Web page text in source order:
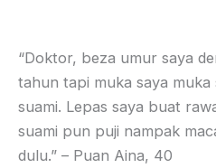
“Doktor, beza umur saya
tahun tapi muka saya muka
suami. Lepas saya buat
suami pun puji nampak
dulu.” – Puan Aina, 40